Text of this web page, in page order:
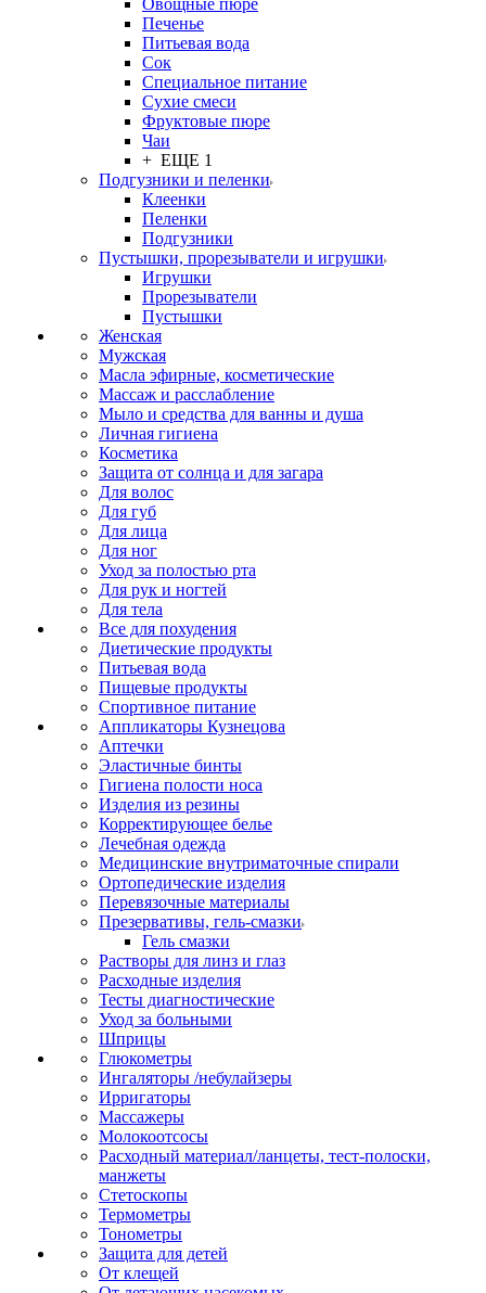
Овощные пюре
Печенье
Питьевая вода
Сок
Специальное питание
Сухие смеси
Фруктовые пюре
Чаи
+ ЕЩЕ 1
Подгузники и пеленки
Клеенки
Пеленки
Подгузники
Пустышки, прорезыватели и игрушки
Игрушки
Прорезыватели
Пустышки
Женская
Мужская
Масла эфирные, косметические
Массаж и расслабление
Мыло и средства для ванны и душа
Личная гигиена
Косметика
Защита от солнца и для загара
Для волос
Для губ
Для лица
Для ног
Уход за полостью рта
Для рук и ногтей
Для тела
Все для похудения
Диетические продукты
Питьевая вода
Пищевые продукты
Спортивное питание
Аппликаторы Кузнецова
Аптечки
Эластичные бинты
Гигиена полости носа
Изделия из резины
Корректирующее белье
Лечебная одежда
Медицинские внутриматочные спирали
Ортопедические изделия
Перевязочные материалы
Презервативы, гель-смазки
Гель смазки
Растворы для линз и глаз
Расходные изделия
Тесты диагностические
Уход за больными
Шприцы
Глюкометры
Ингаляторы /небулайзеры
Ирригаторы
Массажеры
Молокоотсосы
Расходный материал/ланцеты, тест-полоски,
манжеты
Стетоскопы
Термометры
Тонометры
Защита для детей
От клещей